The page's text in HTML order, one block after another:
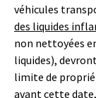
véhicules
des liquides
non nettoyées
liquides),
limite de
avant cette